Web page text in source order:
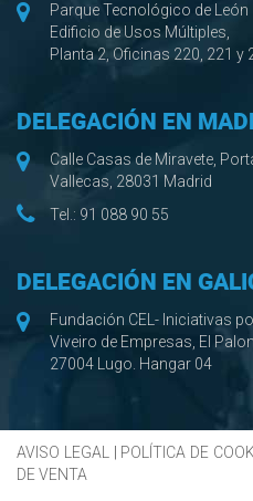
Parque Tecnológico de León
Edificio de Usos Múltiples,
Planta 2, Oficinas 220, 221 y
DELEGACIÓN EN
Calle Casas de Miravete,
Vallecas, 28031 Madrid
Tel.: 91 088 90 55
DELEGACIÓN EN
Fundación CEL- Iniciativas
Viveiro de Empresas, El
27004 Lugo. Hangar 04
AVISO LEGAL| POLÍTICA DE
DE VENTA